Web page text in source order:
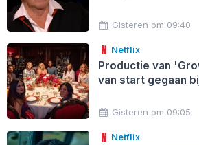
Gisteren om 09:40
Netflix
Productie van
van start gegaan
Gisteren om 09:05
Netflix